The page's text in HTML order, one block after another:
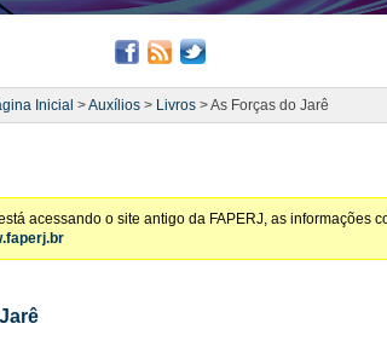
Inicial >Auxílios > Livros > As Forças do Jarê
acessando o site antigo da FAPERJ, as informações